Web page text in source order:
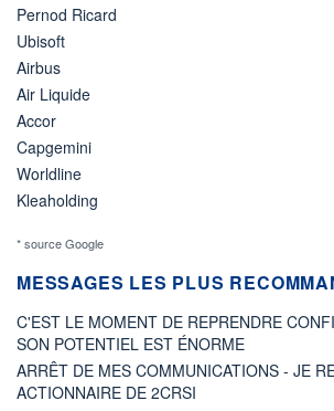
Pernod Ricard
Ubisoft
Airbus
Air Liquide
Accor
Capgemini
Worldline
Kleaholding
* source Google
MESSAGES LES PLUS
C'EST LE MOMENT DE REPRENDRE
SON POTENTIEL EST ÉNORME
ARRÊT DE MES COMMUNICATIONS - JE
ACTIONNAIRE DE 2CRSI